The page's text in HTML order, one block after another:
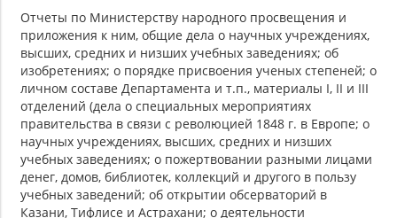
Отчеты по Министерству народного просвещения и
приложения к ним, общие дела о научных учреждениях,
высших, средних и низших учебных заведениях; об
изобретениях; о порядке присвоения ученых степеней; о
личном составе Департамента и т.п., материалы I, II и III
отделений (дела о специальных мероприятиях
правительства в связи с революцией 1848 г. в Европе; о
научных учреждениях, высших, средних и низших
учебных заведениях; о пожертвовании разными лицами
денег, домов, библиотек, коллекций и другого в пользу
учебных заведений; об открытии обсерваторий в
Казани, Тифлисе и Астрахани; о деятельности